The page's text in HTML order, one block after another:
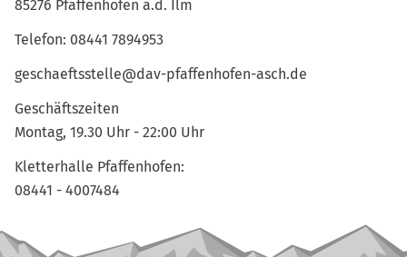
85276 Pfaffenhofen a.d. Ilm
Telefon: 08441 7894953
geschaeftsstelle@dav-pfaffenhofen-asch.de
Geschäftszeiten
Montag, 19.30 Uhr - 22:00 Uhr
Kletterhalle Pfaffenhofen:
08441 - 4007484